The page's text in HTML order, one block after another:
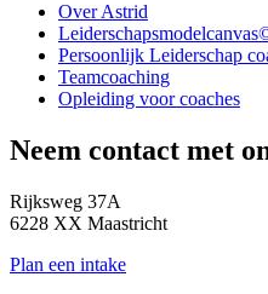
Over Astrid
Persoonlijk Leiderschap
Teamcoaching
Opleiding voor coaches
Neem contact met
Rijksweg 37A
6228 XX Maastricht
Plan een intake